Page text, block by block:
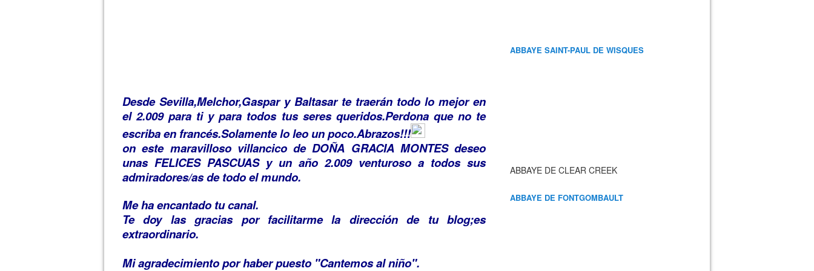
Desde Sevilla,Melchor,Gaspar y Baltasar te traerán todo lo mejor en
el 2.009 para ti y para todos tus seres queridos.Perdona que no te
escriba en francés.Solamente lo leo un poco.Abrazos!!!
on este maravilloso villancico de DOÑA GRACIA MONTES deseo
unas FELICES PASCUAS y un año 2.009 venturoso a todos sus
admiradores/as de todo el mundo.
Me ha encantado tu canal.
Te doy las gracias por facilitarme la dirección de tu blog;es
extraordinario.
Mi agradecimiento por haber puesto "Cantemos al niño".
ABBAYE SAINT-PAUL DE WISQUES
ABBAYE DE CLEAR CREEK
ABBAYE DE FONTGOMBAULT